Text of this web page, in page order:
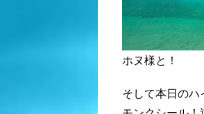
ホヌ様と！
そして本日の